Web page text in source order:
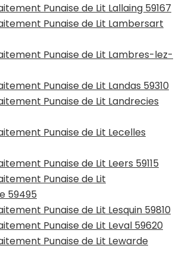
Punaise de Lit Lallaing 59167
Punaise de Lit Lambersart
Punaise de Lit Lambres-lez-
Punaise de Lit Landas 59310
Punaise de Lit Landrecies
Punaise de Lit Lecelles
Punaise de Lit Leers 59115
Punaise de Lit
59495
Punaise de Lit Lesquin 59810
Punaise de Lit Leval 59620
Punaise de Lit Lewarde